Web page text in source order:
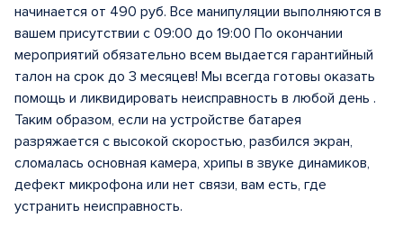
начинается от 490 руб. Все манипуляции выполняются в
вашем присутствии с 09:00 до 19:00 По окончании
мероприятий обязательно всем выдается гарантийный
талон на срок до 3 месяцев! Мы всегда готовы оказать
помощь и ликвидировать неисправность в любой день .
Таким образом, если на устройстве батарея
разряжается с высокой скоростью, разбился экран,
сломалась основная камера, хрипы в звуке динамиков,
дефект микрофона или нет связи, вам есть, где
устранить неисправность.